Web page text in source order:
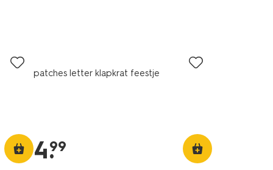
patches letter klapkrat feestje
4.
99